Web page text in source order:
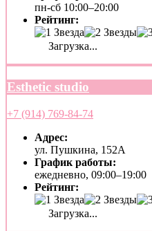
пн-сб 10:00–20:00
Рейтинг:
Загрузка...
Esthetic studio
+7 (914) 769-84-74
Адрес:
ул. Пушкина, 152А
График работы:
ежедневно, 09:00–19:00
Рейтинг:
Загрузка...